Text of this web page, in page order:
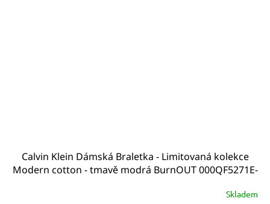
Calvin Klein Dámská Braletka - Limitovaná kolekce
Modern cotton - tmavě modrá BurnOUT 000QF5271E-
Skladem